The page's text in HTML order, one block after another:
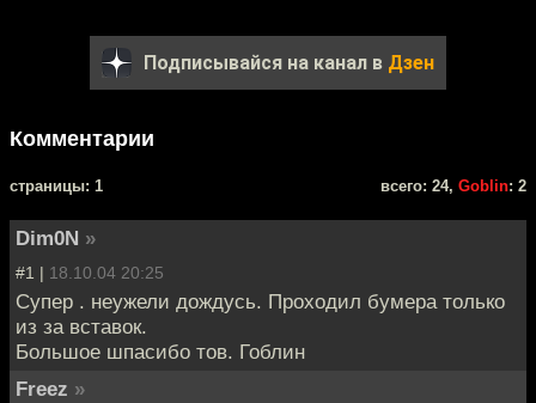
Подписывайся на канал в Дзен
Комментарии
cтраницы: 1 всего: 24, Goblin: 2
Dim0N »
#1 | 18.10.04 20:25
Супер . неужели дождусь. Проходил бумера только
из за вставок.
Большое шпасибо тов. Гоблин
Freez »